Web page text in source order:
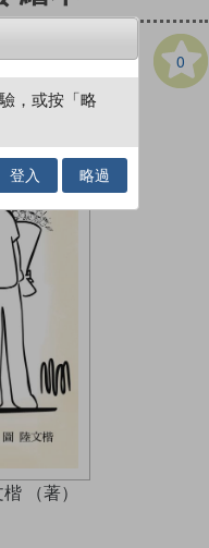
0
（著）
，或按「略
登入 略過